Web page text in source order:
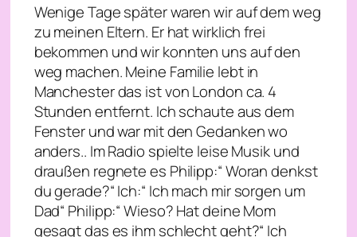
Wenige Tage später waren wir auf dem weg
zu meinen Eltern. Er hat wirklich frei
bekommen und wir konnten uns auf den
weg machen. Meine Familie lebt in
Manchester das ist von London ca. 4
Stunden entfernt. Ich schaute aus dem
Fenster und war mit den Gedanken wo
anders.. Im Radio spielte leise Musik und
draußen regnete es Philipp:“ Woran denkst
du gerade?“ Ich:“ Ich mach mir sorgen um
Dad“ Philipp:“ Wieso? Hat deine Mom
gesagt das es ihm schlecht geht?“ Ich